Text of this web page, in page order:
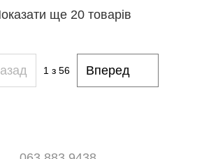
ще 20 товарів
1з 56 Вперед